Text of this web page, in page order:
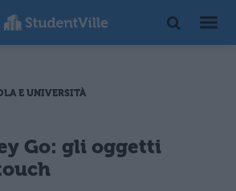
E UNIVERSITÀ
Go: gli oggetti